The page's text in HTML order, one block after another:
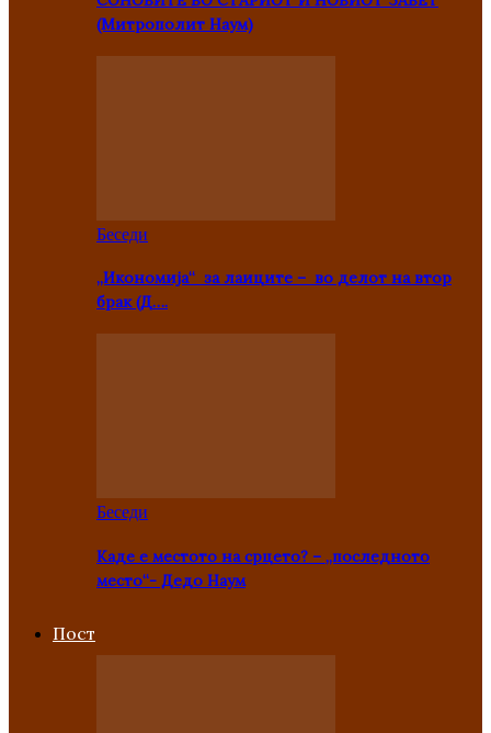
(Митрополит Наум)
Беседи
„Икономија“ за лаиците – во делот на втор
брак (Д….
Беседи
Каде е местото на срцето? – „последното
место“- Дедо Наум
Пост